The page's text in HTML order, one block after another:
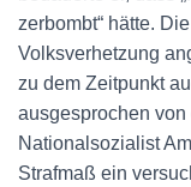
zerbombt“ hätte.
Volksverhetzung
zu dem Zeitpunkt
ausgesprochen
Nationalsozialist
Strafmaß ein